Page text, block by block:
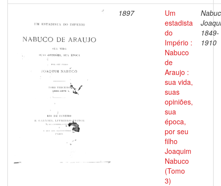
1897
Um
estadista
do
Império :
Nabuco
de
Araujo :
sua vida,
suas
opiniões,
sua
época,
por seu
filho
Joaquim
Nabuco
(Tomo
3)
1849-
1910